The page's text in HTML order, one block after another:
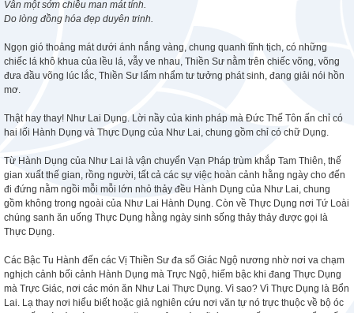
Vẫn một sớm chiều man mát tính.
Do lòng đồng hóa đẹp duyên trinh.
Ngọn gió thoảng mát dưới ánh nắng vàng, chung quanh tĩnh tịch, có những
chiếc lá khô khua của lều lá, vẫy ve nhau, Thiền Sư nằm trên chiếc võng, võng
đưa đầu võng lúc lắc, Thiền Sư lẩm nhẩm tư tưởng phát sinh, đang giải nói hồn
mơ.
Thật hay thay! Như Lai Dụng. Lời nầy của kinh pháp mà Đức Thế Tôn ấn chỉ có
hai lối Hành Dụng và Thực Dụng của Như Lai, chung gồm chỉ có chữ Dụng.
Từ Hành Dụng của Như Lai là vận chuyển Vạn Pháp trùm khắp Tam Thiên, thế
gian xuất thế gian, rồng người, tất cả các sự việc hoàn cảnh hằng ngày cho đến
đi đứng nằm ngồi mỗi mỗi lớn nhỏ thảy đều Hành Dụng của Như Lai, chung
gồm không trong ngoài của Như Lai Hành Dụng. Còn về Thực Dụng nơi Tứ Loài
chúng sanh ăn uống Thực Dụng hằng ngày sinh sống thảy thảy được gọi là
Thực Dụng.
Các Bậc Tu Hành đến các Vị Thiền Sư đa số Giác Ngộ nương nhờ nơi va chạm
nghịch cảnh bối cảnh Hành Dụng mà Trực Ngộ, hiếm bậc khi đang Thực Dụng
mà Trực Giác, nơi các món ăn Như Lai Thực Dụng. Vì sao? Vì Thực Dụng là Bổn
Lai. Lạ thay nơi hiểu biết hoặc giả nghiên cứu nơi văn tự nó trực thuộc về bộ óc